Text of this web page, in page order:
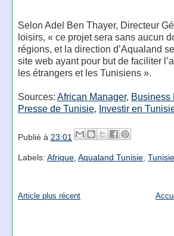
Selon Adel Ben Thayer, Directeur
loisirs, « ce projet sera sans aucun
régions, et la direction d’Aqualand
site web ayant pour but de faciliter
les étrangers et les Tunisiens ».
Sources: African Manager, Business
Presse de Tunisie, Investir en
Publié à 23:01
Labels: Afrique, Aqualand Tunisie, Tunisie
Article plus récent